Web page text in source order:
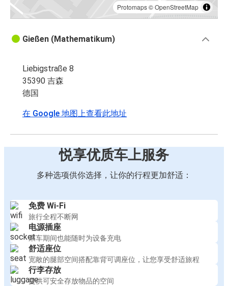
Protomaps©OpenStreetMap
Gießen (Mathematikum)
Liebigstraße 8
35390 吉森
德国
在 Google 地图上查看此地址
悦享优质车上服务
多种选项供你选择，让你的行程更加舒适：
免费 Wi-Fi
旅行全程不断网
电源插座
乘车期间也能随时为设备充电
舒适座位
宽敞的腿部空间搭配靠背可调座位，让您享受舒适旅程
行李存放
提供可安全存放物品的空间